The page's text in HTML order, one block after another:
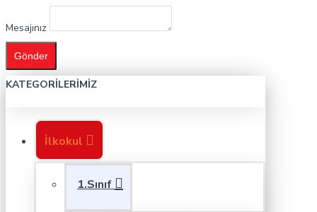
Mesajınız
Gönder
KATEGORILERIMIZ
İlkokul
1.Sınıf